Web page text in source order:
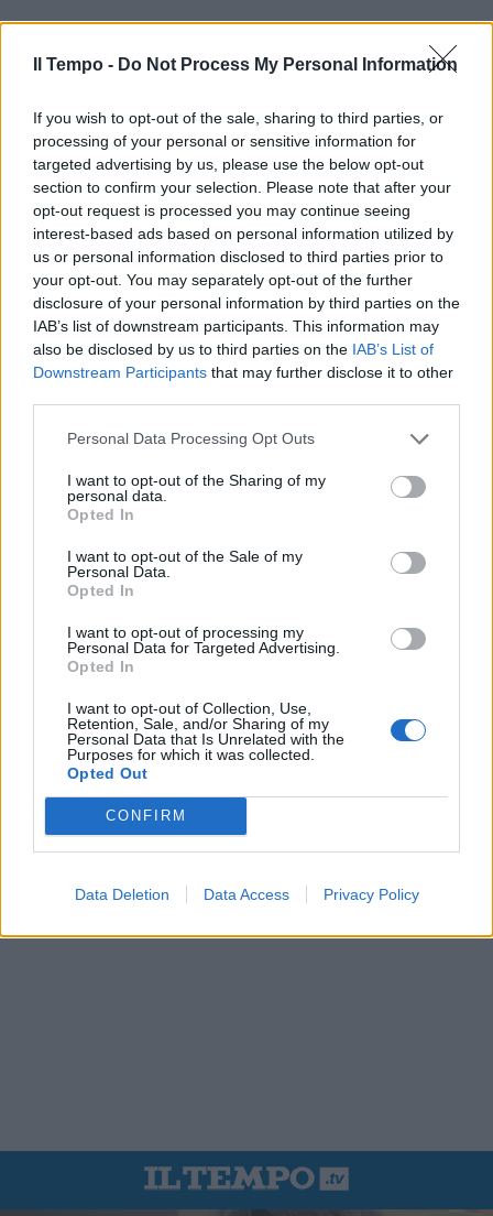
Il Tempo - Do Not Process My Personal Information
If you wish to opt-out of the sale, sharing to third parties, or
processing of your personal or sensitive information for
targeted advertising by us, please use the below opt-out
section to confirm your selection. Please note that after your
opt-out request is processed you may continue seeing
interest-based ads based on personal information utilized by
us or personal information disclosed to third parties prior to
your opt-out. You may separately opt-out of the further
disclosure of your personal information by third parties on the
IAB’s list of downstream participants. This information may
also be disclosed by us to third parties on the IAB’s List of
Downstream Participants that may further disclose it to other
Personal Data Processing Opt Outs
I want to opt-out of the Sharing of my
personal data.
Opted In
I want to opt-out of the Sale of my
Personal Data.
Opted In
I want to opt-out of processing my
Personal Data for Targeted Advertising.
Opted In
I want to opt-out of Collection, Use,
Retention, Sale, and/or Sharing of my
Personal Data that Is Unrelated with the
Purposes for which it was collected.
Opted Out
CONFIRM
Data Deletion Data Access Privacy Policy
In evidenza